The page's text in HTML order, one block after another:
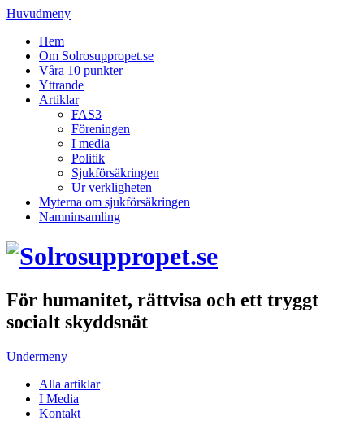
Huvudmeny
Hem
Om Solrosuppropet.se
Våra 10 punkter
Yttrande
Artiklar
FAS3
Föreningen
I media
Politik
Sjukförsäkringen
Ur verkligheten
Myterna om sjukförsäkringen
Namninsamling
För humanitet, rättvisa och ett tryggt
socialt skyddsnät
Undermeny
Alla artiklar
I Media
Kontakt